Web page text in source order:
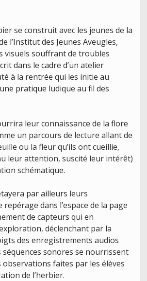
se construit avec les jeunes de la
l’Institut des Jeunes Aveugles,
visuels souffrant de troubles
dans le cadre d’un atelier
à la rentrée qui les initie au
pratique ludique au fil des
leur connaissance de la flore
un parcours de lecture allant de
ou la fleur qu’ils ont cueillie,
leur attention, suscité leur intérêt)
schématique.
par ailleurs leurs
repérage dans l’espace de la page
de capteurs qui en
déclenchant par la
des enregistrements audios
séquences sonores se nourrissent
faites par les élèves
de l’herbier.